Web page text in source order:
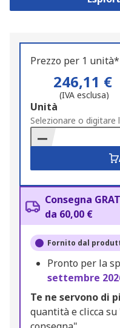
Prezzo per 1 unità*
246,11 €
(IVA esclusa)
Add
to
Basket
Unità
Selezionare o digitare
Consegna
da 60,00 €
Fornito dal
Pronto per la
settembre
Te ne servono di
quantità e clicca